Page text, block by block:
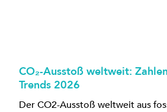
CO₂-Ausstoß weltweit:
Trends 2026
Der CO2-Ausstoß weltweit aus